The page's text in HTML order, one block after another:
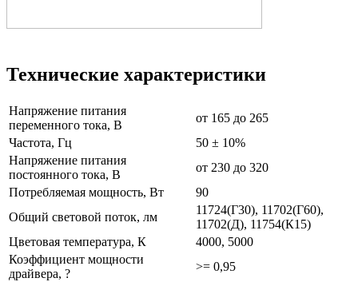
Технические характеристики
Напряжение питания
переменного тока, В
от 165 до 265
Частота, Гц
50 ± 10%
Напряжение питания
постоянного тока, В
от 230 до 320
Потребляемая мощность, Вт
90
Общий световой поток, лм
11724(Г30), 11702(Г60),
11702(Д), 11754(К15)
Цветовая температура, К
4000, 5000
Коэффициент мощности
драйвера, ?
>= 0,95